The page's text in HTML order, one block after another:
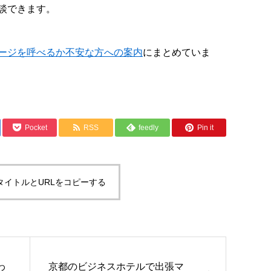
きます。
ジを呼べるか不安な方への案内にまとめていま
Pocket RSS feedly Pin it
イトルとURLをコピーする
京都のビジネスホテルで出張マ